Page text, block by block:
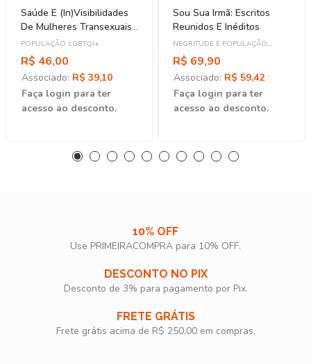
Saúde E (In)Visibilidades
De Mulheres Transexuais
E Travestis
POPULAÇÃO LGBTQI+
R$ 46,00
Associado: R$ 39,10
Faça login para ter
acesso ao desconto.
Sou Sua Irmã: Escritos
Reunidos E Inéditos
NEGRITUDE E POPULAÇÃO
NEGRA
R$ 69,90
Associado: R$ 59,42
Faça login para ter
acesso ao desconto.
10% OFF
Use PRIMEIRACOMPRA para 10% OFF.​
DESCONTO NO PIX
Desconto de 3% para pagamento por Pix.
FRETE GRÁTIS
Frete grátis acima de R$ 250,00 em compras.